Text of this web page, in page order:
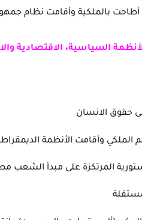
أطاحت بالملكية وأقامت نظام
السياسية، الاقتصادية
على حقوق الانسان
الملكي وأقامت
الدستورية المرتكزة على
م أ المستقلة